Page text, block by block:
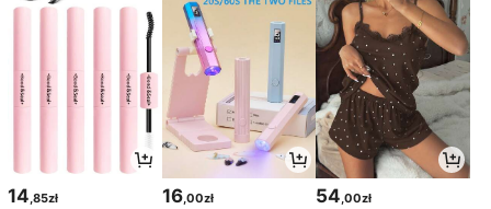
14 ,85zł 16,00zł 54 ,00zł